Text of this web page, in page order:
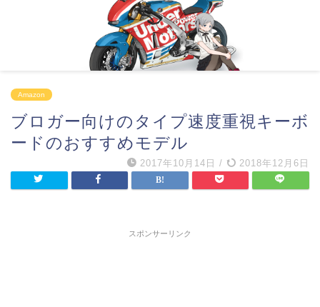
Amazon
ブロガー向けのタイプ速度重視キーボ
ードのおすすめモデル
2017年10月14日 / 2018年12月6日
スポンサーリンク